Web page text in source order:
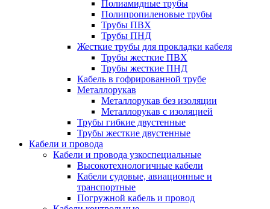
Полиамидные трубы
Полипропиленовые трубы
Трубы ПВХ
Трубы ПНД
Жесткие трубы для прокладки кабеля
Трубы жесткие ПВХ
Трубы жесткие ПНД
Кабель в гофрированной трубе
Металлорукав
Металлорукав без изоляции
Металлорукав с изоляцией
Трубы гибкие двустенные
Трубы жесткие двустенные
Кабели и провода
Кабели и провода узкоспециальные
Высокотехнологичные кабели
Кабели судовые, авиационные и
транспортные
Погружной кабель и провод